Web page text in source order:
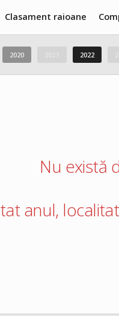
Clasament raioane
2020 2022
Nu există
anul,